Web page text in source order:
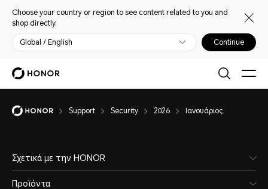
Choose your country or region to see content related to you and
shop directly.
Global / English Continue
Support Security 2026 Ιανουάριος
Σχετικά με την HONOR
Προϊόντα